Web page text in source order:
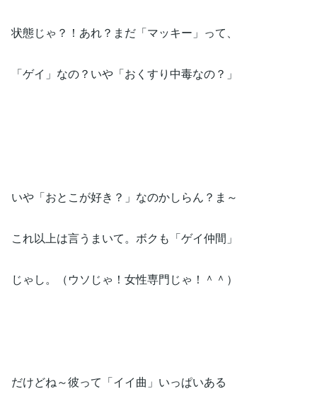
状態じゃ？！あれ？まだ「マッキー」って、
「ゲイ」なの？いや「おくすり中毒なの？」
いや「おとこが好き？」なのかしらん？ま～
これ以上は言うまいて。ボクも「ゲイ仲間」
じゃし。（ウソじゃ！女性専門じゃ！＾＾）
だけどね～彼って「イイ曲」いっぱいある